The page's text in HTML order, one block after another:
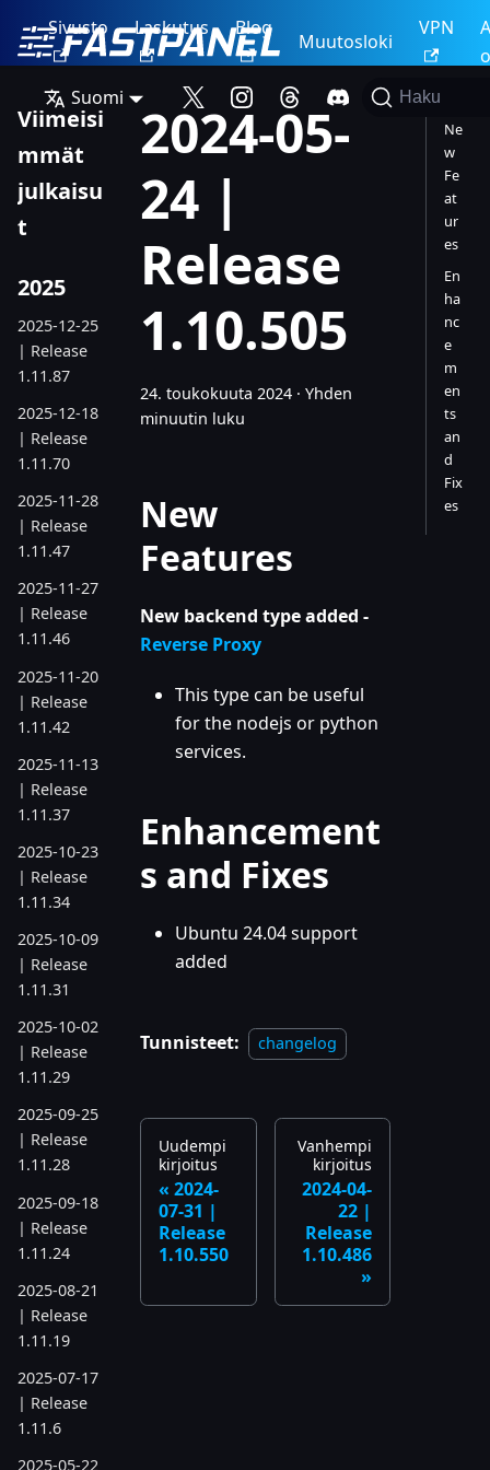
Sivusto Laskutus Blog
Muutosloki
VPN
Suomi
Haku
Viimeisi
mmät
julkaisu
t
2025
2025-12-25
| Release
1.11.87
2025-12-18
| Release
1.11.70
2025-11-28
| Release
1.11.47
2025-11-27
| Release
1.11.46
2025-11-20
| Release
1.11.42
2025-11-13
| Release
1.11.37
2025-10-23
| Release
1.11.34
2025-10-09
| Release
1.11.31
2025-10-02
| Release
1.11.29
2025-09-25
| Release
1.11.28
2025-09-18
| Release
1.11.24
2025-08-21
| Release
1.11.19
2025-07-17
| Release
1.11.6
2025-05-22
2024-05-
24 |
Release
1.10.505
24. toukokuuta 2024 · Yhden
minuutin luku
New
Features
New backend type added -
Reverse Proxy
This type can be useful
for the nodejs or python
services.
Enhancement
s and Fixes
Ubuntu 24.04 support
added
Tunnisteet: changelog
Uudempi
kirjoitus
2024-
07-31 |
Release
1.10.550
Vanhempi
kirjoitus
2024-04-
22 |
Release
1.10.486
Ne
w
Fe
at
ur
es
En
ha
nc
e
m
en
ts
an
d
Fix
es